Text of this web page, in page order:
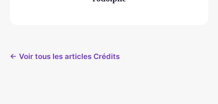
← Voir tous les articles Crédits